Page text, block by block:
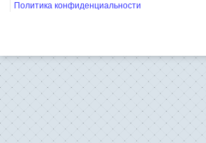
Политика конфиденциальности